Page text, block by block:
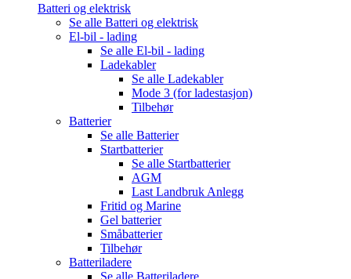
Batteri og elektrisk
Se alle Batteri og elektrisk
El-bil - lading
Se alle El-bil - lading
Ladekabler
Se alle Ladekabler
Mode 3 (for ladestasjon)
Tilbehør
Batterier
Se alle Batterier
Startbatterier
Se alle Startbatterier
AGM
Last Landbruk Anlegg
Fritid og Marine
Gel batterier
Småbatterier
Tilbehør
Batteriladere
Se alle Batteriladere